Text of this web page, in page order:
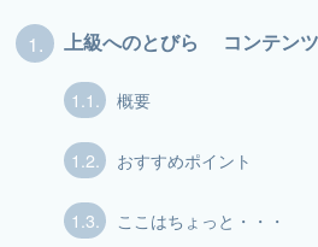
1. 上級へのとびら コンテン
1.1. 概要
1.2. おすすめポイント
1.3. ここはちょっと・・・